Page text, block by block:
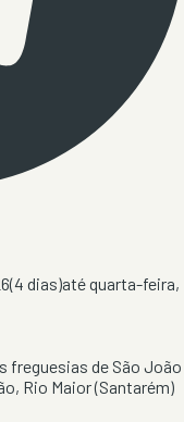
(4 dias)atéquarta-feira,
freguesias de São João
, Rio Maior(Santarém)